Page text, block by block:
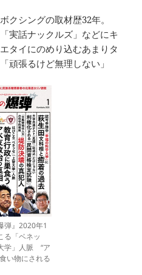
クシングの取材歴32年。
実話ナックルズ」などにキ
タイにのめり込むあまりタ
頑張るけど無理しない」
弾』2020年1
「ベネッ
学」人脈 “ア
い物にされる